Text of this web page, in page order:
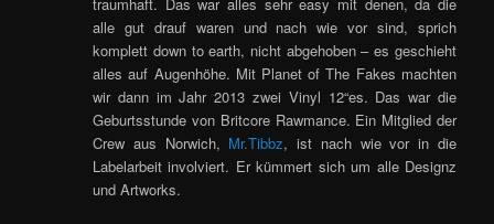
alle gut drauf waren und nach wie vor sind, sprich
komplett down to earth, nicht abgehoben – es geschieht
alles auf Augenhöhe. Mit Planet of The Fakes machten
wir dann im Jahr 2013 zwei Vinyl 12“es. Das war die
Geburtsstunde von Britcore Rawmance. Ein Mitglied der
Crew aus Norwich, Mr.Tibbz, ist nach wie vor in die
Labelarbeit involviert. Er kümmert sich um alle Designz
und Artworks.